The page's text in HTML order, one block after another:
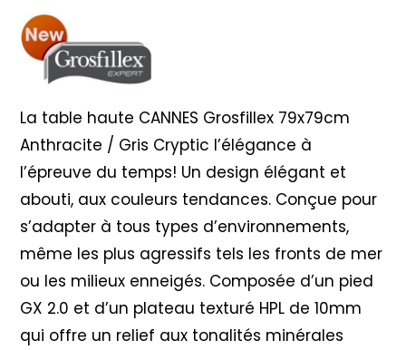
/
Gris
Cryptic
La table haute CANNES Grosfillex 79x79cm
Anthracite / Gris Cryptic l’élégance à
l’épreuve du temps! Un design élégant et
abouti, aux couleurs tendances. Conçue pour
s’adapter à tous types d’environnements,
même les plus agressifs tels les fronts de mer
ou les milieux enneigés. Composée d’un pied
GX 2.0 et d’un plateau texturé HPL de 10mm
qui offre un relief aux tonalités minérales